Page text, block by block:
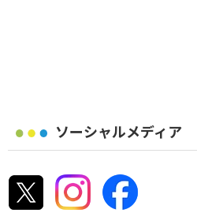
ソーシャルメディア